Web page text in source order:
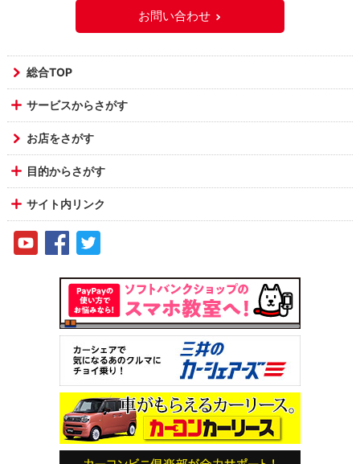
お問い合わせ
総合TOP
サービスからさがす
お店をさがす
目的からさがす
サイト内リンク